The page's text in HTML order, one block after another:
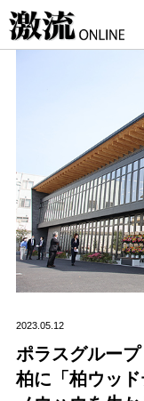
2023.05.12
ポラスグルー
柏に「柏ウッ